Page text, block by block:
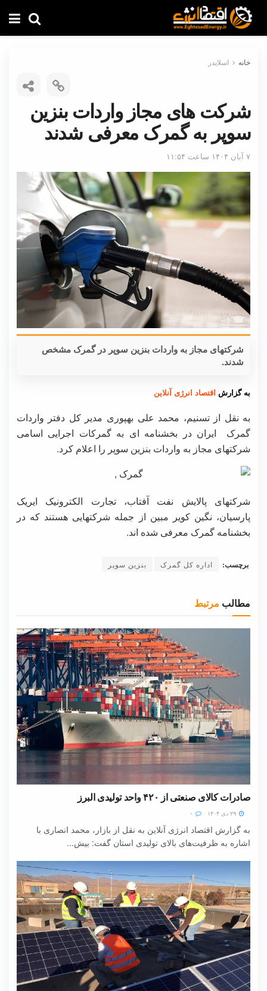
خانه اسلایدر
شرکت های مجاز واردات بنزین
سوپر به گمرک معرفی شدند
۷ آبان ۱۴۰۴ ساعت ۱۱:۵۴
شرکتهای مجاز به واردات بنزین سوپر در گمرک مشخص
شدند.
به گزارش اقتصاد انرژی آنلاین
به نقل از تسنیم، محمد علی بهپوری مدیر کل دفتر واردات
گمرک ایران در بخشنامه ای به گمرکات اجرایی اسامی
شرکتهای مجاز به واردات بنزین سوپر را اعلام کرد.
شرکتهای پالایش نفت آفتاب، تجارت الکترونیک ایریک
پارسیان، نگین کویر مبین از جمله شرکتهایی هستند که در
بخشنامه گمرک معرفی شده اند.
برچسب: اداره کل گمرک بنزین سوپر
مطالب مرتبط
صادرات کالای صنعتی از ۴۲۰ واحد تولیدی البرز
به گزارش اقتصاد انرژی آنلاین به نقل از بازار، محمد انصاری با
اشاره به ظرفیت‌های بالای تولیدی استان گفت: بیش...